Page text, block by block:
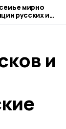
русских и
и